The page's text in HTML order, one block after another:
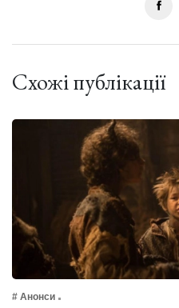
Схожі публікації
# Анонси